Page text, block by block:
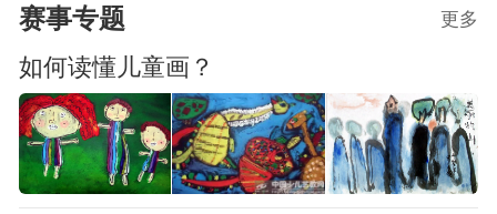
赛事专题 更多
如何读懂儿童画？